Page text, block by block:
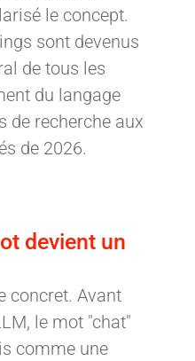
le concept.
sont devenus
de tous les
du langage
de recherche aux
de 2026.
devient un
concret. Avant
le mot "chat"
comme une